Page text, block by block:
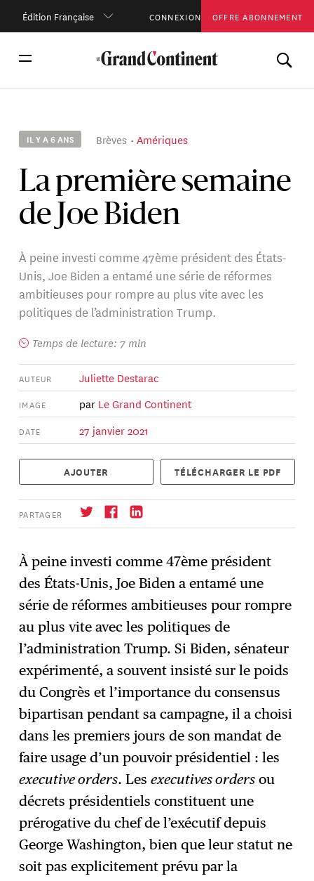
Édition Française CONNEXION OFFRE ABONNEMENT
IL Y A 6 ANS Brèves Amériques
La première semaine
de Joe Biden
À peine investi comme 47ème président des États-
Unis, Joe Biden a entamé une série de réformes
ambitieuses pour rompre au plus vite avec les
politiques de l’administration Trump.
Temps de lecture: 7 min
AUTEUR Juliette Destarac
IMAGE par Le Grand Continent
DATE 27 janvier 2021
AJOUTER TÉLÉCHARGER LE PDF
PARTAGER
→ S'abonner
À peine investi comme 47ème président
des États-Unis, Joe Biden a entamé une
série de réformes ambitieuses pour rompre
au plus vite avec les politiques de
l’administration Trump. Si Biden, sénateur
expérimenté, a souvent insisté sur le poids
du Congrès et l’importance du consensus
bipartisan pendant sa campagne, il a choisi
dans les premiers jours de son mandat de
faire usage d’un pouvoir présidentiel : les
executive orders. Lesexecutives orders ou
décrets présidentiels constituent une
prérogative du chef de l’exécutif depuis
George Washington, bien que leur statut ne
soit pas explicitement prévu par la